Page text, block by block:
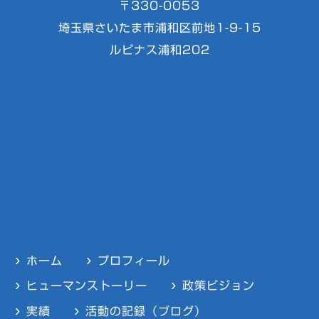
〒330-0053
埼玉県さいたま市浦和区前地1-9-15
ルピナス浦和202
ホーム プロフィール
ヒューマンストーリー 政策ビジョン
実績 活動の記録（ブログ）